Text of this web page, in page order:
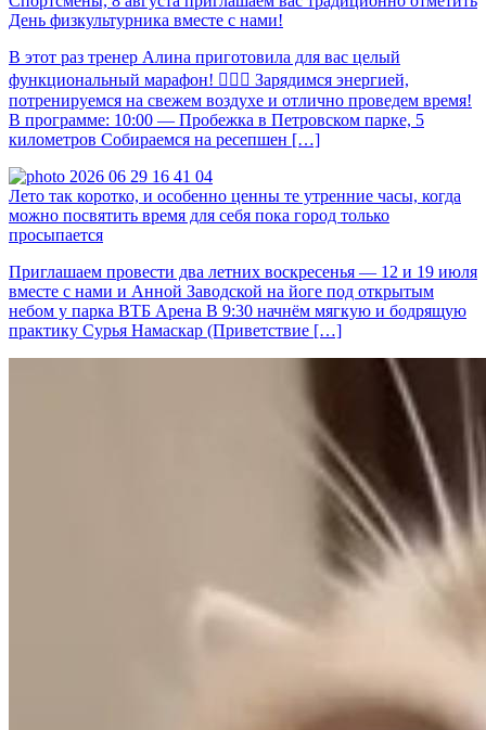
День физкультурника вместе с нами!
В этот раз тренер Алина приготовила для вас целый
функциональный марафон! 🏃🏻‍♀️ Зарядимся энергией,
потренируемся на свежем воздухе и отлично проведем время!
В программе: 10:00 — Пробежка в Петровском парке, 5
километров Собираемся на ресепшен […]
Лето так коротко, и особенно ценны те утренние часы, когда
можно посвятить время для себя пока город только
просыпается
Приглашаем провести два летних воскресенья — 12 и 19 июля
вместе с нами и Анной Заводской на йоге под открытым
небом у парка ВТБ Арена В 9:30 начнём мягкую и бодрящую
практику Сурья Намаскар (Приветствие […]